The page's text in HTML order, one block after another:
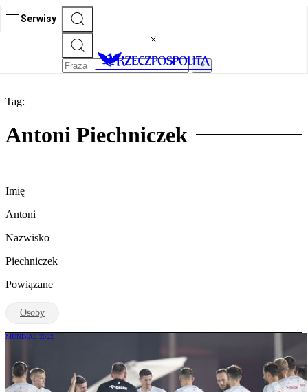
Serwisy
Tag:
Antoni Piechniczek
Imię
Antoni
Nazwisko
Piechniczek
Powiązane
Osoby
MUNDIAL 2022
Piechniczek: Meksyk, Arabia Saudyjska
są w naszym zasięgu. Argentyna też